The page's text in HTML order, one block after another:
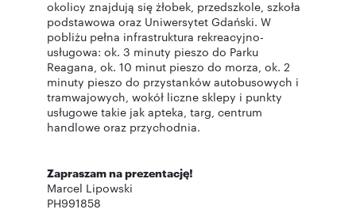
okolicy znajdują się żłobek, przedszkole, szkoła
podstawowa oraz Uniwersytet Gdański. W
pobliżu pełna infrastruktura rekreacyjno-
usługowa: ok. 3 minuty pieszo do Parku
Reagana, ok. 10 minut pieszo do morza, ok. 2
minuty pieszo do przystanków autobusowych i
tramwajowych, wokół liczne sklepy i punkty
usługowe takie jak apteka, targ, centrum
handlowe oraz przychodnia.
Zapraszam na prezentację!
Marcel Lipowski
PH991858